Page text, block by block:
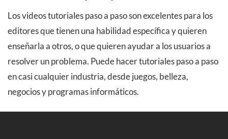
Los videos tutoriales paso a paso son excelentes para los
editores que tienen una habilidad específica y quieren
enseñarla a otros, o que quieren ayudar a los usuarios a
resolver un problema. Puede hacer tutoriales paso a paso
en casi cualquier industria, desde juegos, belleza,
negocios y programas informáticos.